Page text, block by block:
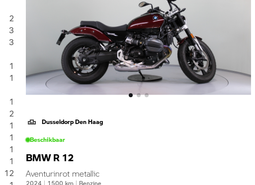
2
3
3
1
1
1
2
1
1
1
1
12
Dusseldorp Den Haag
Beschikbaar
BMW R 12
Aventurinrot metallic
2024 | 1500 km | Benzine